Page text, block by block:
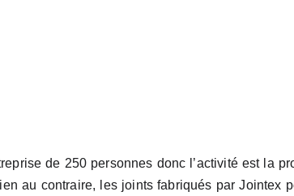
de 250 personnes donc l’activité est la
au contraire, les joints fabriqués par Jointex